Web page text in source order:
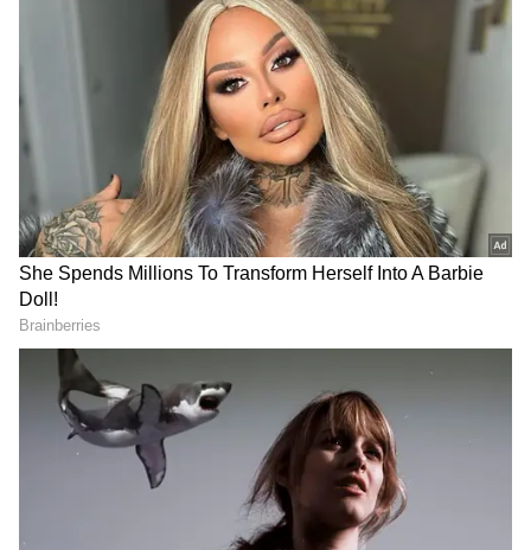
தற்போது அவரது உடல்நிலை சீராக
இருப்பதாக மருத்துவமனை தரப்பில் தகவல்
தெரிவிக்கப்பட்டுள்ளது. அறுவை
சிகிச்சைக்கு முன்பாக பாமக நிறுவனர்
கலைஞரை கொண்டாட
காரணம் இதுதான்.!
பேரவையில் பிரேமலதா
விளாசல்: விவசாயிகள் கடனை
தள்ளுபடி செய்யாத அரசுக்கு
கண்டனம்!
மேகதாட்டு விவகாரத்தில்
அரசின் மெத்தனப் போக்கைக்
கடுமையாகத் தாக்கிய
பிரேமலதா விஜயகாந்த் !